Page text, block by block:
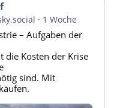
1 Woche
– Aufgaben der
die Kosten der Krise
sind. Mit